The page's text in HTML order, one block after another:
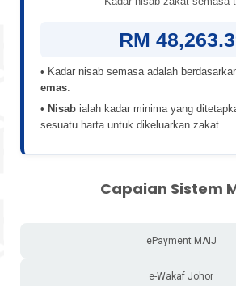
RM
• Kadar nisab semasa adalah
emas.
• Nisab ialah kadar minima yang
sesuatu harta untuk dikeluarkan zakat.
Capaian Sistem
ePayment MAIJ
e-Wakaf Johor